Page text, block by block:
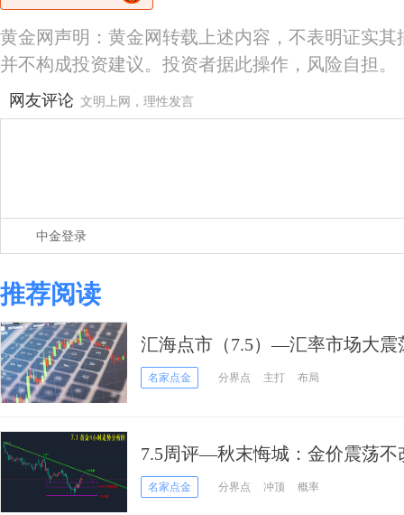
黄金网声明：黄金网转载上述内容，不表明证实
并不构成投资建议。投资者据此操作，风险自担。
网友评论 文明上网，理性发言
中金登录
推荐阅读
汇海点市（7.5）—汇率市场大震
名家点金 分界点 主打 布局
7.5周评—秋末悔城：金价震荡不
山！
名家点金 分界点 冲顶 概率